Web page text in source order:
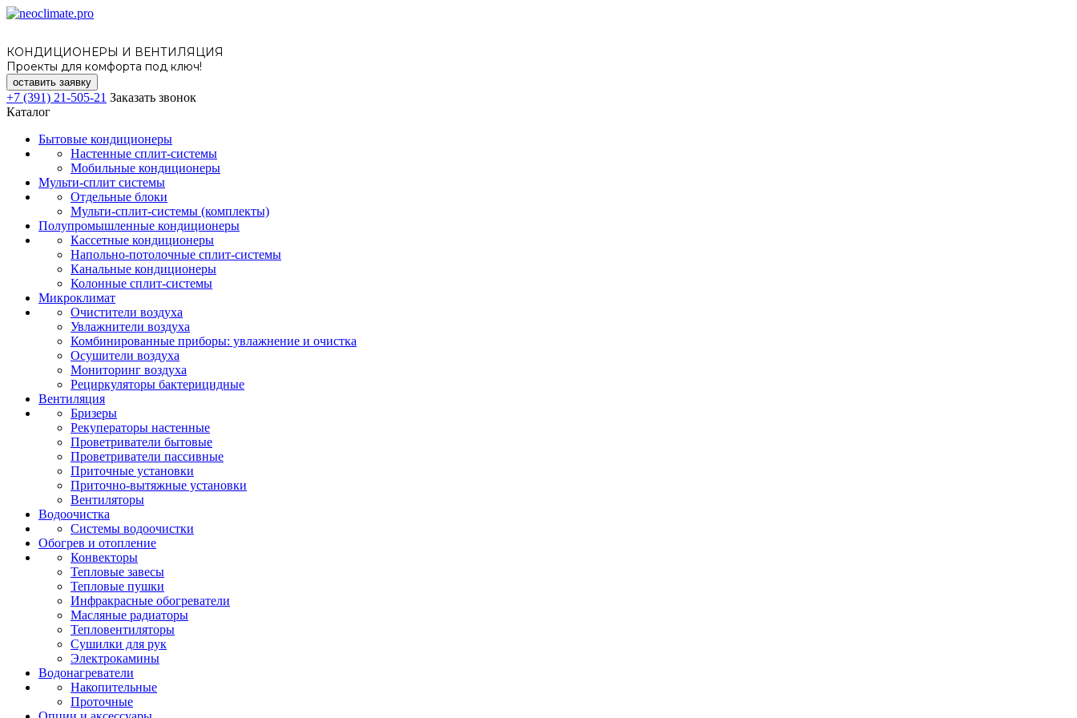
КОНДИЦИОНЕРЫ И ВЕНТИЛЯЦИЯ
Проекты для комфорта под ключ!
оставить заявку
+7 (391) 21-505-21 Заказать звонок
Каталог
Бытовые кондиционеры
Настенные сплит-системы
Мобильные кондиционеры
Мульти-сплит системы
Отдельные блоки
Мульти-сплит-системы (комплекты)
Полупромышленные кондиционеры
Кассетные кондиционеры
Напольно-потолочные сплит-системы
Канальные кондиционеры
Колонные сплит-системы
Микроклимат
Очистители воздуха
Увлажнители воздуха
Комбинированные приборы: увлажнение и очистка
Осушители воздуха
Мониторинг воздуха
Рециркуляторы бактерицидные
Вентиляция
Бризеры
Рекуператоры настенные
Проветриватели бытовые
Проветриватели пассивные
Приточные установки
Приточно-вытяжные установки
Вентиляторы
Водоочистка
Системы водоочистки
Обогрев и отопление
Конвекторы
Тепловые завесы
Тепловые пушки
Инфракрасные обогреватели
Масляные радиаторы
Тепловентиляторы
Сушилки для рук
Электрокамины
Водонагреватели
Накопительные
Проточные